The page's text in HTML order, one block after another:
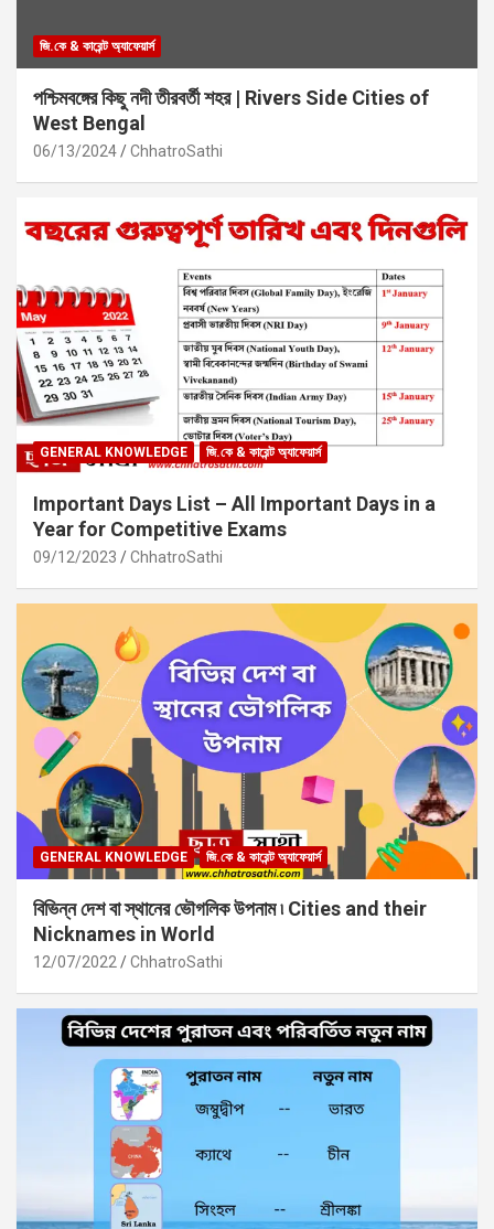
জি.কে & কারেন্ট অ্যাফেয়ার্স
পশ্চিমবঙ্গের কিছু নদী তীরবর্তী শহর | Rivers Side Cities of
West Bengal
06/13/2024 ChhatroSathi
GENERAL KNOWLEDGE জি.কে & কারেন্ট অ্যাফেয়ার্স
Important Days List – All Important Days in a
Year for Competitive Exams
09/12/2023 ChhatroSathi
GENERAL KNOWLEDGE জি.কে & কারেন্ট অ্যাফেয়ার্স
বিভিন্ন দেশ বা স্থানের ভৌগলিক উপনাম ৷ Cities and their
Nicknames in World
12/07/2022 ChhatroSathi